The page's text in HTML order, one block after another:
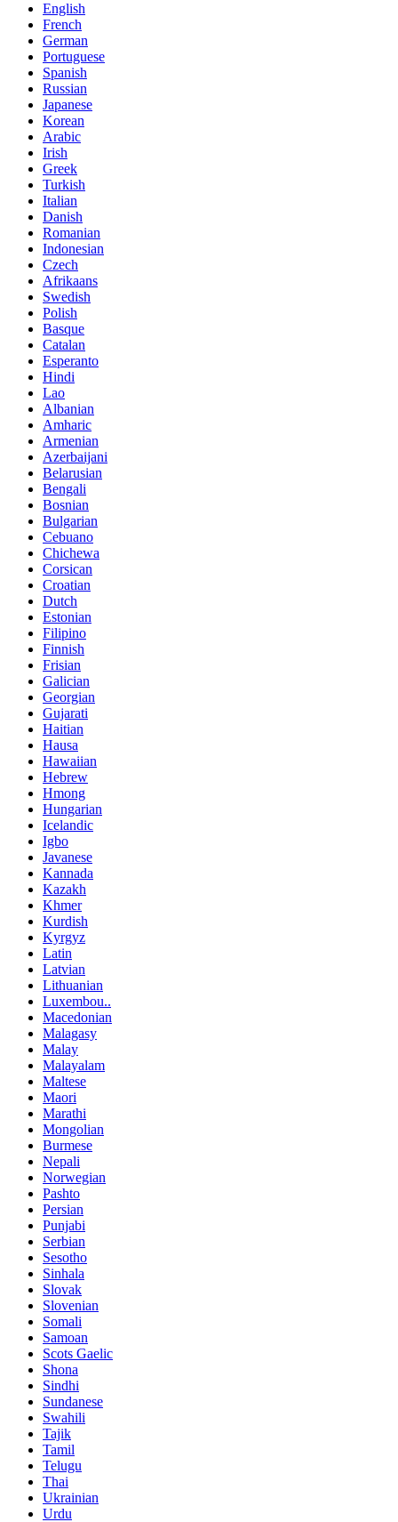
English
French
German
Portuguese
Spanish
Russian
Japanese
Korean
Arabic
Irish
Greek
Turkish
Italian
Danish
Romanian
Indonesian
Czech
Afrikaans
Swedish
Polish
Basque
Catalan
Esperanto
Hindi
Lao
Albanian
Amharic
Armenian
Azerbaijani
Belarusian
Bengali
Bosnian
Bulgarian
Cebuano
Chichewa
Corsican
Croatian
Dutch
Estonian
Filipino
Finnish
Frisian
Galician
Georgian
Gujarati
Haitian
Hausa
Hawaiian
Hebrew
Hmong
Hungarian
Icelandic
Igbo
Javanese
Kannada
Kazakh
Khmer
Kurdish
Kyrgyz
Latin
Latvian
Lithuanian
Luxembou..
Macedonian
Malagasy
Malay
Malayalam
Maltese
Maori
Marathi
Mongolian
Burmese
Nepali
Norwegian
Pashto
Persian
Punjabi
Serbian
Sesotho
Sinhala
Slovak
Slovenian
Somali
Samoan
Scots Gaelic
Shona
Sindhi
Sundanese
Swahili
Tajik
Tamil
Telugu
Thai
Ukrainian
Urdu